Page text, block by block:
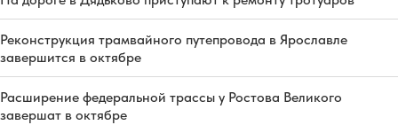
Реконструкция трамвайного путепровода в Ярославле
завершится в октябре
Расширение федеральной трассы у Ростова Великого
завершат в октябре